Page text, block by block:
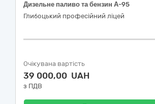
Дизельне паливо та бензин А-95
Глибоцький професійний ліцей
Очікувана вартість
39 000,00 UAH
з ПДВ